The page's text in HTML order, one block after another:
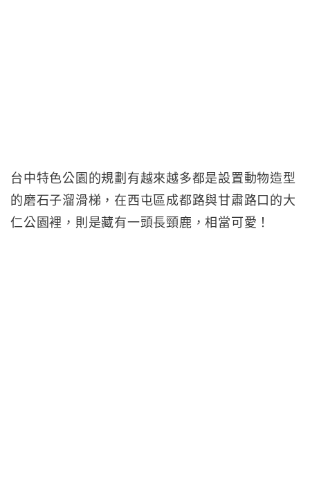
台中特色公園的規劃有越來越多都是設置動物造型
的磨石子溜滑梯，在西屯區成都路與甘肅路口的大
仁公園裡，則是藏有一頭長頸鹿，相當可愛！